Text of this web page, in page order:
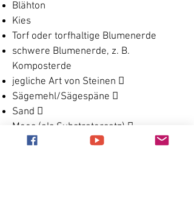
Blähton
Kies
Torf oder torfhaltige Blumenerde
schwere Blumenerde, z. B.
Komposterde
jegliche Art von Steinen 
Sägemehl/Sägespäne 
Sand 
Moos (als Substratersatz) 
faseriger Kokoshumus 